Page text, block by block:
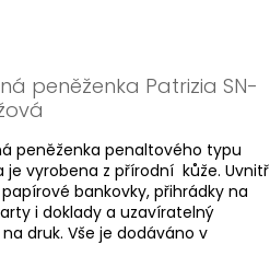
peněženka Patrizia SN-
peněženka penaltového typu
je vyrobena z přírodní kůže. Uvnitř
bankovky, přihrádky na
i doklady a uzavíratelný
druk. Vše je dodáváno v